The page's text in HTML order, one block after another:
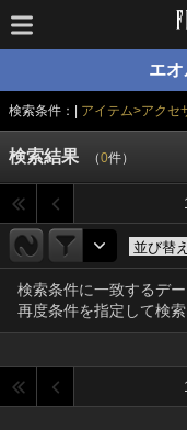
エ
検索条件：| アイテム>アクセ
検索結果 （0件）
検索条件に一致するデ
再度条件を指定して検索